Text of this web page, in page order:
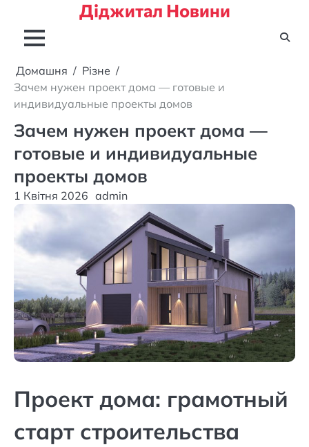
вмісту
Діджитал Новини
Домашня
Різне
Зачем нужен проект дома — готовые и
индивидуальные проекты домов
Зачем нужен проект дома —
готовые и индивидуальные
проекты домов
1 Квітня 2026 admin
Проект дома: грамотный
старт строительства